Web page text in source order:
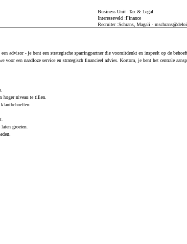
Business Unit Tax & Legal
Interesseveld Finance
Recruiter Schrans, Magali -
advisor - je bent een strategische sparringpartner die vooruitdenkt en inspeelt op de
voor een naadloze service en strategisch financieel advies. Kortom, je bent het centrale
hoger niveau te tillen.
groeien.